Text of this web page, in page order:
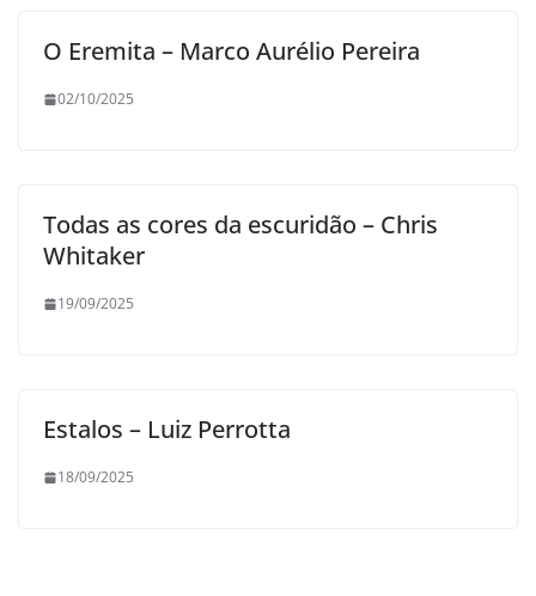
O Eremita – Marco Aurélio Pereira
02/10/2025
Todas as cores da escuridão – Chris
Whitaker
19/09/2025
Estalos – Luiz Perrotta
18/09/2025